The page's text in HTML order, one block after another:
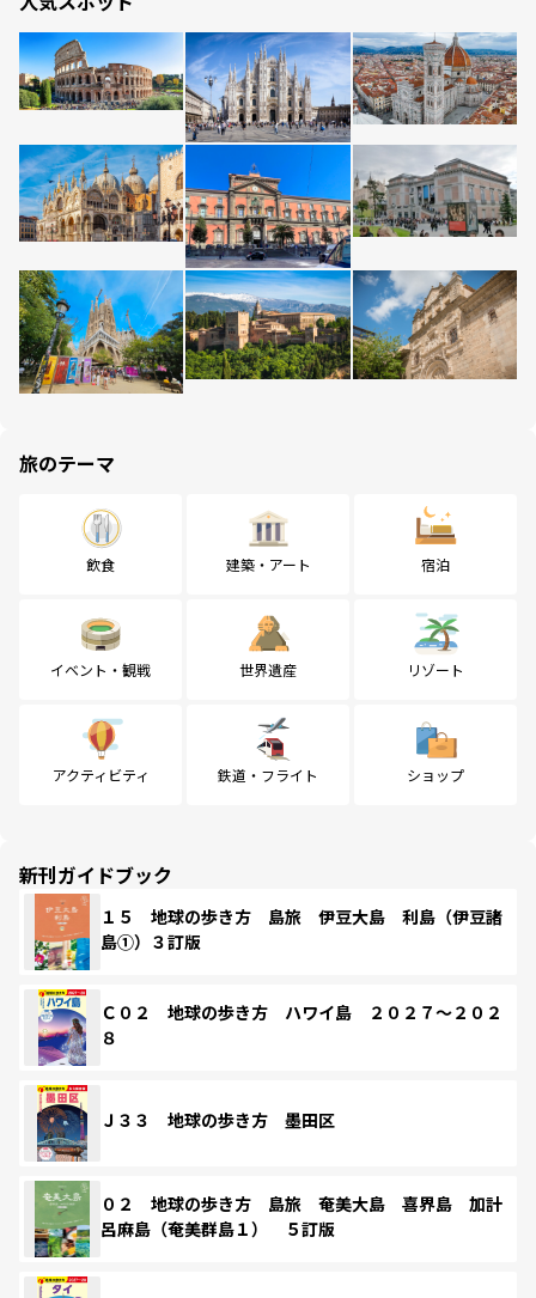
旅のテーマ
飲食 建築・アート 宿泊
イベント・観戦 世界遺産 リゾート
アクティビティ 鉄道・フライト ショップ
新刊ガイドブック
１５ 地球の歩き方 島旅 伊豆大島 利島（伊豆諸
島①）３訂版
Ｃ０２ 地球の歩き方 ハワイ島 ２０２７～２０２
８
Ｊ３３ 地球の歩き方 墨田区
０２ 地球の歩き方 島旅 奄美大島 喜界島 加計
呂麻島（奄美群島１） ５訂版